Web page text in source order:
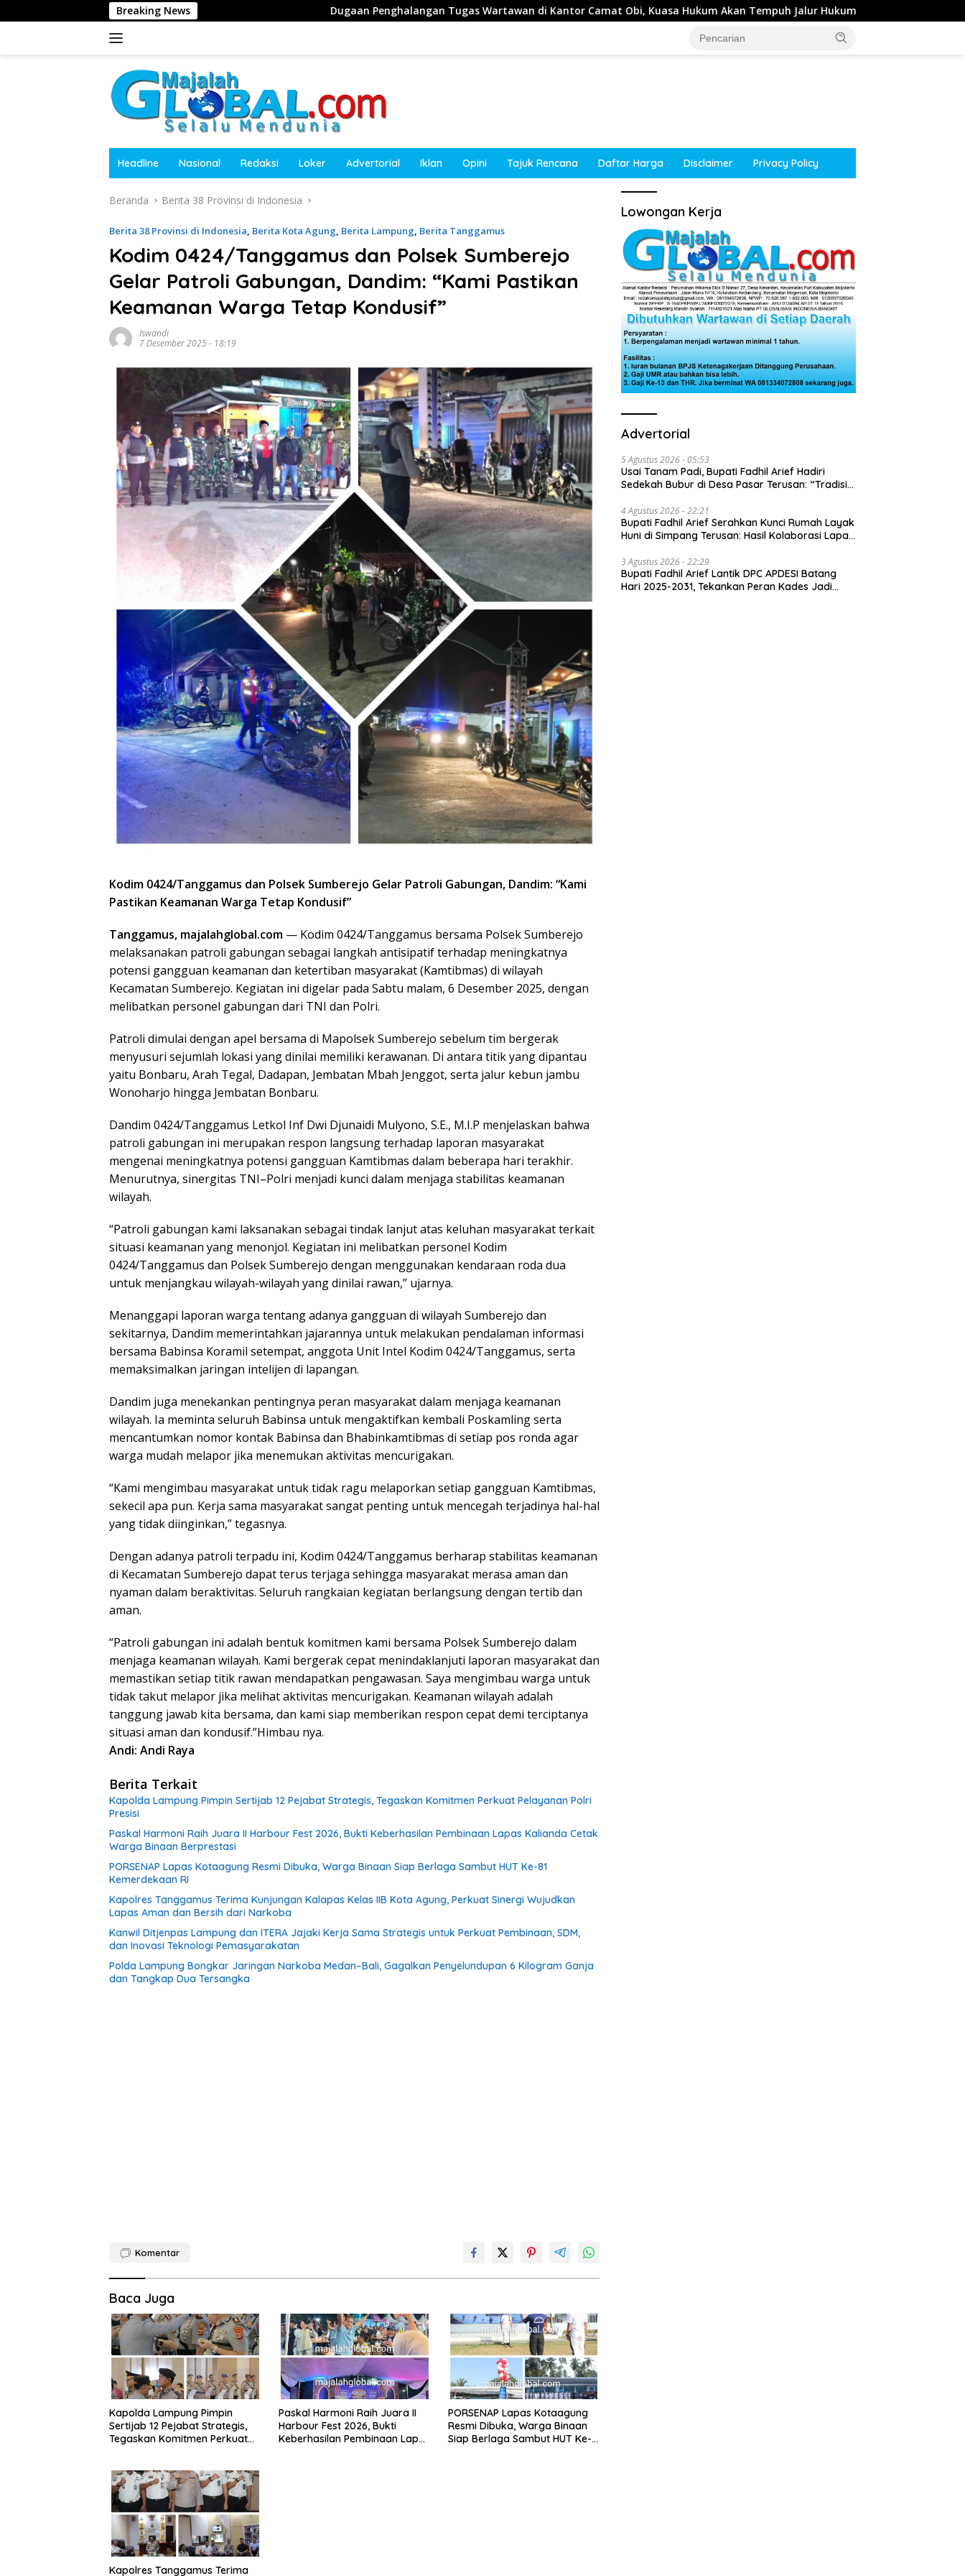
ke
Breaking News Dugaan Penghalangan Tugas Wartawan di Kantor Camat Obi, Kuasa Hukum Akan Tempuh Jalur Hukum Kepala Desa Tempuran, Sooko,
Headline Nasional Redaksi Loker Advertorial Iklan Opini Tajuk Rencana Daftar Harga Disclaimer Privacy Policy
Beranda Berita 38 Provinsi di Indonesia
Berita 38 Provinsi di Indonesia, Berita Kota Agung, Berita Lampung, Berita Tanggamus
Kodim 0424/Tanggamus dan Polsek Sumberejo
Gelar Patroli Gabungan, Dandim: “Kami Pastikan
Keamanan Warga Tetap Kondusif”
Iswandi
7 Desember 2025 - 18:19
Kodim 0424/Tanggamus dan Polsek Sumberejo Gelar Patroli Gabungan, Dandim: “Kami
Pastikan Keamanan Warga Tetap Kondusif”
Tanggamus, majalahglobal.com — Kodim 0424/Tanggamus bersama Polsek Sumberejo
melaksanakan patroli gabungan sebagai langkah antisipatif terhadap meningkatnya
potensi gangguan keamanan dan ketertiban masyarakat (Kamtibmas) di wilayah
Kecamatan Sumberejo. Kegiatan ini digelar pada Sabtu malam, 6 Desember 2025, dengan
melibatkan personel gabungan dari TNI dan Polri.
Patroli dimulai dengan apel bersama di Mapolsek Sumberejo sebelum tim bergerak
menyusuri sejumlah lokasi yang dinilai memiliki kerawanan. Di antara titik yang dipantau
yaitu Bonbaru, Arah Tegal, Dadapan, Jembatan Mbah Jenggot, serta jalur kebun jambu
Wonoharjo hingga Jembatan Bonbaru.
Dandim 0424/Tanggamus Letkol Inf Dwi Djunaidi Mulyono, S.E., M.I.P menjelaskan bahwa
patroli gabungan ini merupakan respon langsung terhadap laporan masyarakat
mengenai meningkatnya potensi gangguan Kamtibmas dalam beberapa hari terakhir.
Menurutnya, sinergitas TNI–Polri menjadi kunci dalam menjaga stabilitas keamanan
wilayah.
“Patroli gabungan kami laksanakan sebagai tindak lanjut atas keluhan masyarakat terkait
situasi keamanan yang menonjol. Kegiatan ini melibatkan personel Kodim
0424/Tanggamus dan Polsek Sumberejo dengan menggunakan kendaraan roda dua
untuk menjangkau wilayah-wilayah yang dinilai rawan,” ujarnya.
Menanggapi laporan warga tentang adanya gangguan di wilayah Sumberejo dan
sekitarnya, Dandim memerintahkan jajarannya untuk melakukan pendalaman informasi
bersama Babinsa Koramil setempat, anggota Unit Intel Kodim 0424/Tanggamus, serta
memaksimalkan jaringan intelijen di lapangan.
Dandim juga menekankan pentingnya peran masyarakat dalam menjaga keamanan
wilayah. Ia meminta seluruh Babinsa untuk mengaktifkan kembali Poskamling serta
mencantumkan nomor kontak Babinsa dan Bhabinkamtibmas di setiap pos ronda agar
warga mudah melapor jika menemukan aktivitas mencurigakan.
“Kami mengimbau masyarakat untuk tidak ragu melaporkan setiap gangguan Kamtibmas,
sekecil apa pun. Kerja sama masyarakat sangat penting untuk mencegah terjadinya hal-hal
yang tidak diinginkan,” tegasnya.
Dengan adanya patroli terpadu ini, Kodim 0424/Tanggamus berharap stabilitas keamanan
di Kecamatan Sumberejo dapat terus terjaga sehingga masyarakat merasa aman dan
nyaman dalam beraktivitas. Seluruh rangkaian kegiatan berlangsung dengan tertib dan
aman.
“Patroli gabungan ini adalah bentuk komitmen kami bersama Polsek Sumberejo dalam
menjaga keamanan wilayah. Kami bergerak cepat menindaklanjuti laporan masyarakat dan
memastikan setiap titik rawan mendapatkan pengawasan. Saya mengimbau warga untuk
tidak takut melapor jika melihat aktivitas mencurigakan. Keamanan wilayah adalah
tanggung jawab kita bersama, dan kami siap memberikan respon cepat demi terciptanya
situasi aman dan kondusif.”Himbau nya.
Andi: Andi Raya
Berita Terkait
Kapolda Lampung Pimpin Sertijab 12 Pejabat Strategis, Tegaskan Komitmen Perkuat Pelayanan Polri
Presisi
Paskal Harmoni Raih Juara II Harbour Fest 2026, Bukti Keberhasilan Pembinaan Lapas Kalianda Cetak
Warga Binaan Berprestasi
PORSENAP Lapas Kotaagung Resmi Dibuka, Warga Binaan Siap Berlaga Sambut HUT Ke-81
Kemerdekaan RI
Kapolres Tanggamus Terima Kunjungan Kalapas Kelas IIB Kota Agung, Perkuat Sinergi Wujudkan
Lapas Aman dan Bersih dari Narkoba
Kanwil Ditjenpas Lampung dan ITERA Jajaki Kerja Sama Strategis untuk Perkuat Pembinaan, SDM,
dan Inovasi Teknologi Pemasyarakatan
Polda Lampung Bongkar Jaringan Narkoba Medan–Bali, Gagalkan Penyelundupan 6 Kilogram Ganja
dan Tangkap Dua Tersangka
Komentar
Baca Juga
Kapolda Lampung Pimpin
Sertijab 12 Pejabat Strategis,
Tegaskan Komitmen Perkuat
Paskal Harmoni Raih Juara II
Harbour Fest 2026, Bukti
Keberhasilan Pembinaan Lapas
PORSENAP Lapas Kotaagung
Resmi Dibuka, Warga Binaan
Siap Berlaga Sambut HUT Ke-
Kapolres Tanggamus Terima
Lowongan Kerja
Advertorial
5 Agustus 2026 - 05:53
Usai Tanam Padi, Bupati Fadhil Arief Hadiri
Sedekah Bubur di Desa Pasar Terusan: “Tradisi
4 Agustus 2026 - 22:21
Bupati Fadhil Arief Serahkan Kunci Rumah Layak
Huni di Simpang Terusan: Hasil Kolaborasi Lapas
3 Agustus 2026 - 22:29
Bupati Fadhil Arief Lantik DPC APDESI Batang
Hari 2025-2031, Tekankan Peran Kades Jadi